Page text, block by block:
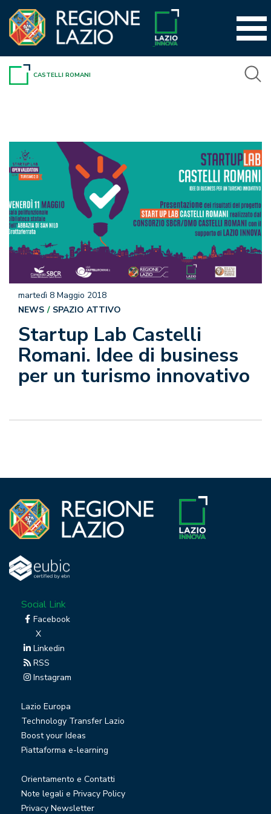
contenuto
CASTELLI ROMANI
Startup Lab Castelli
Romani. Idee di business
per un turismo innovativo
martedì 8 Maggio 2018
NEWS
SPAZIO ATTIVO
Social Link
Facebook
X
Linkedin
RSS
Instagram
Lazio Europa
Technology Transfer Lazio
Boost your Ideas
Piattaforma e-learning
Orientamento e Contatti
Note legali e Privacy Policy
Privacy Newsletter